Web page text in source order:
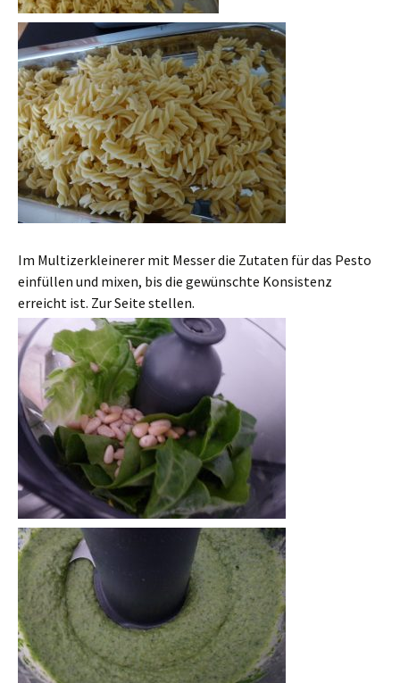
Im Multizerkleinerer mit Messer die Zutaten für das Pesto
einfüllen und mixen, bis die gewünschte Konsistenz
erreicht ist. Zur Seite stellen.